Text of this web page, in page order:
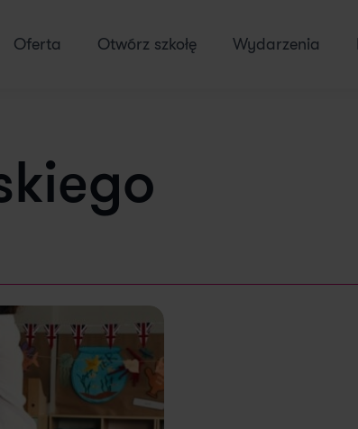
Oferta Otwórz szkołę Wydarzenia